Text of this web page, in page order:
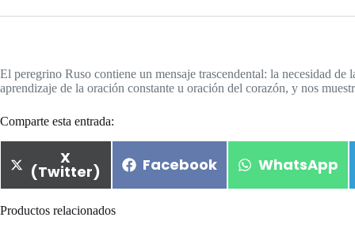
El peregrino Ruso contiene un mensaje trascendental: la necesidad
aprendizaje de la oración constante u oración del corazón, y nos
Comparte esta entrada:
X
(Twitter) Facebook WhatsApp
Productos relacionados